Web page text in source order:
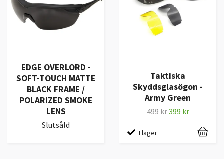
EDGE OVERLORD -
SOFT-TOUCH MATTE
BLACK FRAME /
POLARIZED SMOKE
LENS
Slutsåld
Taktiska
Skyddsglasögon -
Army Green
499 kr399 kr
I lager